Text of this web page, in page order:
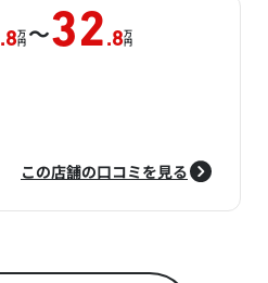
.8万
円 ～32 .8万
円
この店舗の口コミを見る